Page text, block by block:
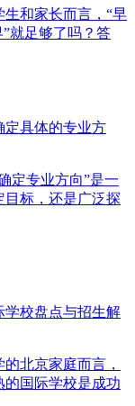
和家长而言，“早
就足够了吗？答
定具体的专业方
定专业方向”是一
标，还是广泛探
学校盘点与招生解
北京家庭而言，
国际学校是成功